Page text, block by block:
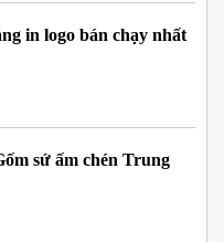
in logo bán chạy nhất
sứ ấm chén Trung